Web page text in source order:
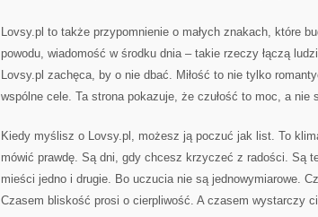
Lovsy.pl to także przypomnienie o małych znakach, które
powodu, wiadomość w środku dnia – takie rzeczy łączą
Lovsy.pl zachęca, by o nie dbać. Miłość to nie tylko
wspólne cele. Ta strona pokazuje, że czułość to moc, a nie
Kiedy myślisz o Lovsy.pl, możesz ją poczuć jak list. To
mówić prawdę. Są dni, gdy chcesz krzyczeć z radości. Są
mieści jedno i drugie. Bo uczucia nie są jednowymiarowe.
Czasem bliskość prosi o cierpliwość. A czasem wystarczy